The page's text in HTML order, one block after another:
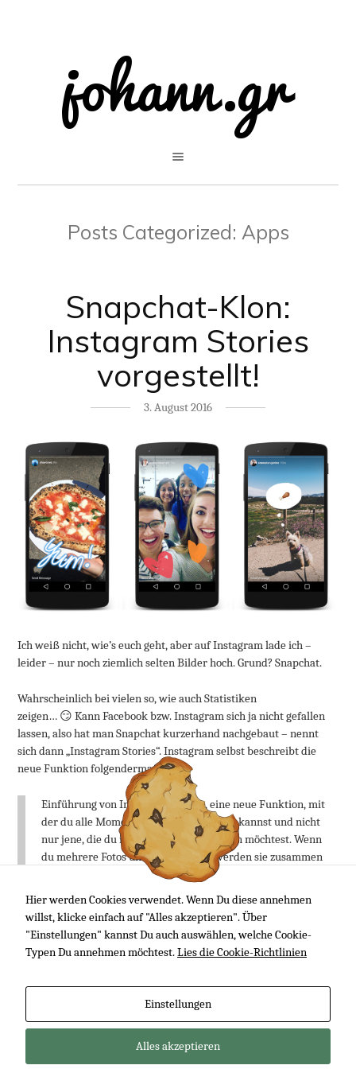
Posts Categorized: Apps
Snapchat-Klon:
Instagram Stories
vorgestellt!
3. August 2016
Ich weiß nicht, wie’s euch geht, aber auf Instagram lade ich –
leider – nur noch ziemlich selten Bilder hoch. Grund? Snapchat.
Wahrscheinlich bei vielen so, wie auch Statistiken
zeigen… 😏 Kann Facebook bzw. Instagram sich ja nicht gefallen
lassen, also hat man Snapchat kurzerhand nachgebaut – nennt
sich dann „Instagram Stories“. Instagram selbst beschreibt die
neue Funktion folgendermaßen:
Einführung von Instagram Stories, eine neue Funktion, mit
der du alle Momente deines Tages teilen kannst und nicht
nur jene, die du in deinem Profil behalten möchtest. Wenn
du mehrere Fotos und Videos teilst, werden sie zusammen
als Slideshow dargestellt – deine Story.
Du kannst mehrere Fotos und Videos in deiner Story teilen.
Erwecke sie mit Text und Zeichentools zum Leben. Nach 24
Stunden werden sie ausgeblendet und nicht mehr in
deinem Profil oder deinem Feed angezeigt.
Artikel lesen
Impressum Datenschutzerklärung
Hier werden Cookies verwendet. Wenn Du diese annehmen
willst, klicke einfach auf "Alles akzeptieren". Über
"Einstellungen" kannst Du auch auswählen, welche Cookie-
Typen Du annehmen möchtest.Lies die Cookie-Richtlinien
Einstellungen
Alles akzeptieren